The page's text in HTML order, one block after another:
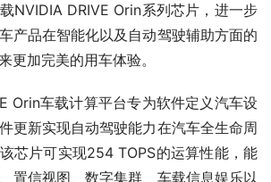
NVIDIA DRIVE Orin系列芯片，进一步
产品在智能化以及自动驾驶辅助方面的
更加完美的用车体验。
Orin车载计算平台专为软件定义汽车设
更新实现自动驾驶能力在汽车全生命周
芯片可实现254 TOPS的运算性能，能
置信视图、数字集群、车载信息娱乐以